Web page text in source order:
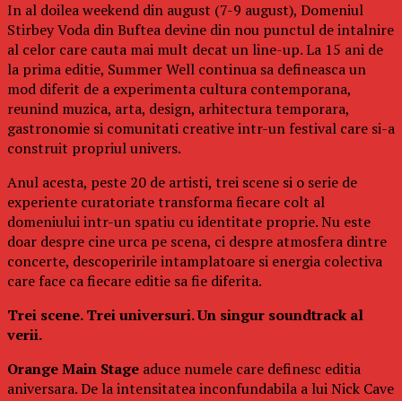
In al doilea weekend din august (7-9 august), Domeniul
Stirbey Voda din Buftea devine din nou punctul de intalnire
al celor care cauta mai mult decat un line-up. La 15 ani de
la prima editie, Summer Well continua sa defineasca un
mod diferit de a experimenta cultura contemporana,
reunind muzica, arta, design, arhitectura temporara,
gastronomie si comunitati creative intr-un festival care si-a
construit propriul univers.
Anul acesta, peste 20 de artisti, trei scene si o serie de
experiente curatoriate transforma fiecare colt al
domeniului intr-un spatiu cu identitate proprie. Nu este
doar despre cine urca pe scena, ci despre atmosfera dintre
concerte, descoperirile intamplatoare si energia colectiva
care face ca fiecare editie sa fie diferita.
Trei scene. Trei universuri. Un singur soundtrack al
verii.
Orange Main Stage aduce numele care definesc editia
aniversara. De la intensitatea inconfundabila a lui Nick Cave